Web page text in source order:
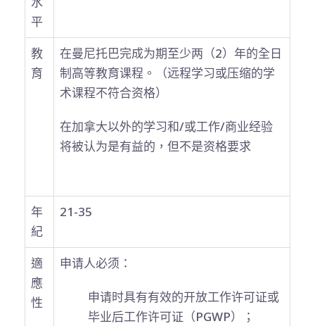
平
教
育
在曼尼托巴完成为期至少两（2）年的全日
制高等教育课程。（远程学习或压缩的学
术课程不符合资格）
在加拿大以外的学习和/或工作/商业经验
将被认为是有益的，但不是资格要求
年
紀
21-35
適
應
性
申请人必须：
申请时具有有效的开放工作许可证或
毕业后工作许可证（PGWP）；